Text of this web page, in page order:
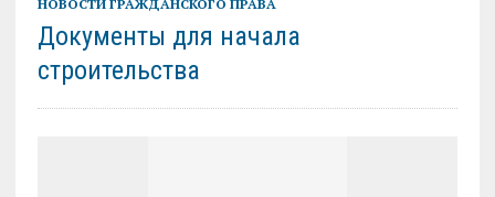
НОВОСТИ ГРАЖДАНСКОГО ПРАВА
Документы для начала
строительства